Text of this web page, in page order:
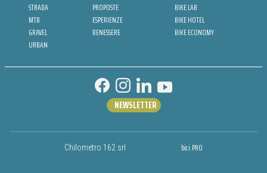
STRADA
MTB
GRAVEL
URBAN
PROPOSTE
ESPERIENZE
BENESSERE
BIKE LAB
BIKE HOTEL
BIKE ECONOMY
Chilometro 162 srl bici.PRO
NEWSLETTER